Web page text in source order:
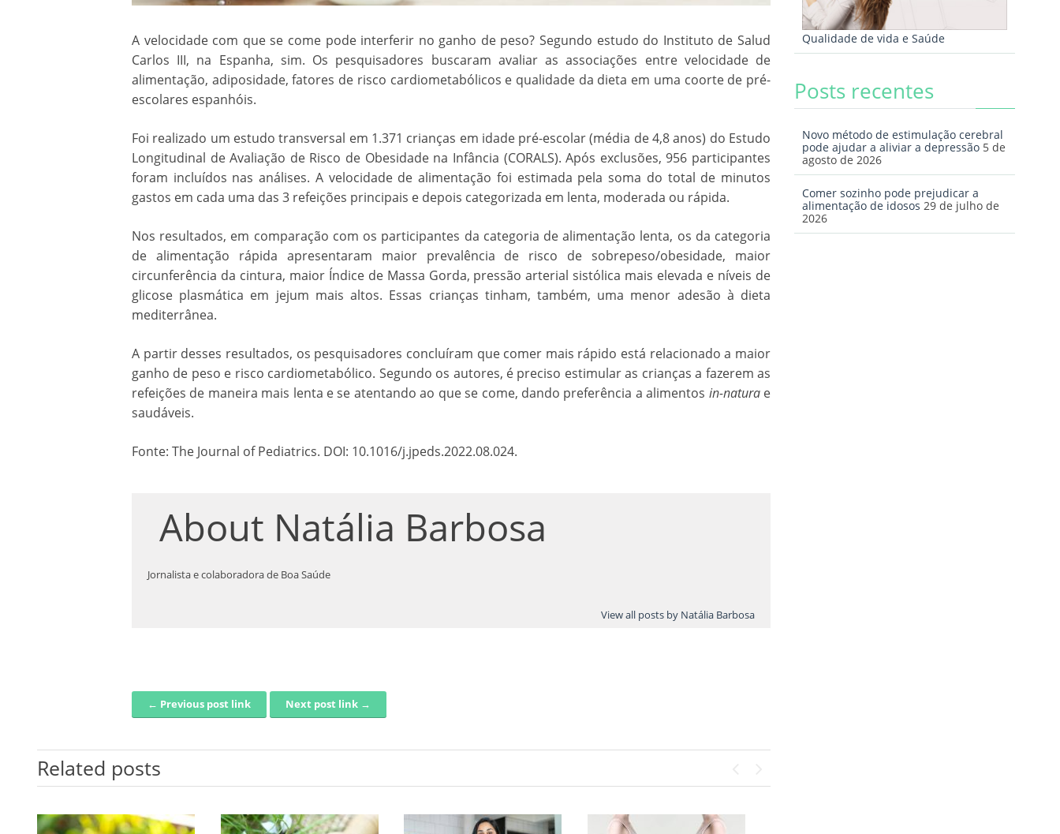
A velocidade com que se come pode interferir no ganho de peso? Segundo estudo do Instituto de Salud
Carlos III, na Espanha, sim. Os pesquisadores buscaram avaliar as associações entre velocidade de
alimentação, adiposidade, fatores de risco cardiometabólicos e qualidade da dieta em uma coorte de pré-
escolares espanhóis.
Foi realizado um estudo transversal em 1.371 crianças em idade pré-escolar (média de 4,8 anos) do Estudo
Longitudinal de Avaliação de Risco de Obesidade na Infância (CORALS). Após exclusões, 956 participantes
foram incluídos nas análises. A velocidade de alimentação foi estimada pela soma do total de minutos
gastos em cada uma das 3 refeições principais e depois categorizada em lenta, moderada ou rápida.
Nos resultados, em comparação com os participantes da categoria de alimentação lenta, os da categoria
de alimentação rápida apresentaram maior prevalência de risco de sobrepeso/obesidade, maior
circunferência da cintura, maior Índice de Massa Gorda, pressão arterial sistólica mais elevada e níveis de
glicose plasmática em jejum mais altos. Essas crianças tinham, também, uma menor adesão à dieta
mediterrânea.
A partir desses resultados, os pesquisadores concluíram que comer mais rápido está relacionado a maior
ganho de peso e risco cardiometabólico. Segundo os autores, é preciso estimular as crianças a fazerem as
refeições de maneira mais lenta e se atentando ao que se come, dando preferência a alimentos in-naturae
saudáveis.
Fonte: The Journal of Pediatrics. DOI: 10.1016/j.jpeds.2022.08.024.
About Natália Barbosa
Jornalista e colaboradora de Boa Saúde
View all posts by Natália Barbosa
Post navigation← Previous post link Next post link →
Related posts
Alimentos
Qualidade de vida e Saúde
Posts recentes
Novo método de estimulação cerebral
pode ajudar a aliviar a depressão 5 de
agosto de 2026
Comer sozinho pode prejudicar a
alimentação de idosos 29 de julho de
2026